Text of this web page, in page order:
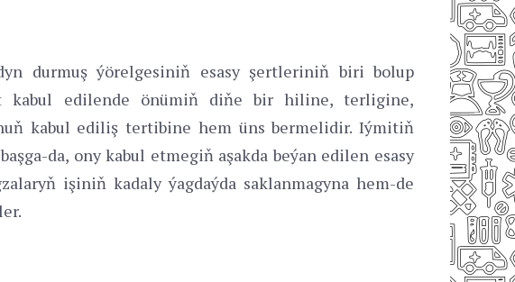
durmuş ýörelgesiniň esasy şertleriniň biri bolup
kabul edilende önümiň diňe bir hiline, terligine,
kabul ediliş tertibine hem üns bermelidir. Iýmitiň
da, ony kabul etmegiň aşakda beýan edilen esasy
işiniň kadaly ýagdaýda saklanmagyna hem-de